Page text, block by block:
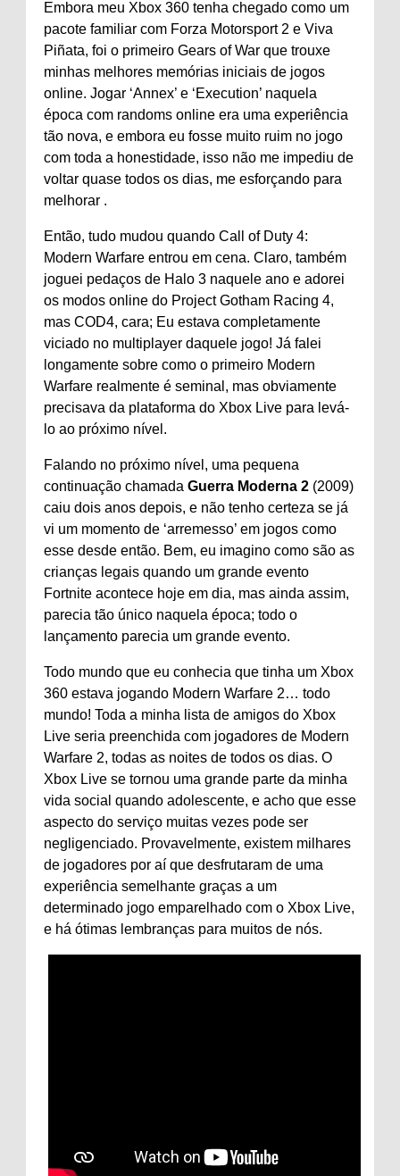
Embora meu Xbox 360 tenha chegado como um
pacote familiar com Forza Motorsport 2 e Viva
Piñata, foi o primeiro Gears of War que trouxe
minhas melhores memórias iniciais de jogos
online. Jogar ‘Annex’ e ‘Execution’ naquela
época com randoms online era uma experiência
tão nova, e embora eu fosse muito ruim no jogo
com toda a honestidade, isso não me impediu de
voltar quase todos os dias, me esforçando para
melhorar .
Então, tudo mudou quando Call of Duty 4:
Modern Warfare entrou em cena. Claro, também
joguei pedaços de Halo 3 naquele ano e adorei
os modos online do Project Gotham Racing 4,
mas COD4, cara; Eu estava completamente
viciado no multiplayer daquele jogo! Já falei
longamente sobre como o primeiro Modern
Warfare realmente é seminal, mas obviamente
precisava da plataforma do Xbox Live para levá-
lo ao próximo nível.
Falando no próximo nível, uma pequena
continuação chamada Guerra Moderna 2 (2009)
caiu dois anos depois, e não tenho certeza se já
vi um momento de ‘arremesso’ em jogos como
esse desde então. Bem, eu imagino como são as
crianças legais quando um grande evento
Fortnite acontece hoje em dia, mas ainda assim,
parecia tão único naquela época; todo o
lançamento parecia um grande evento.
Todo mundo que eu conhecia que tinha um Xbox
360 estava jogando Modern Warfare 2… todo
mundo! Toda a minha lista de amigos do Xbox
Live seria preenchida com jogadores de Modern
Warfare 2, todas as noites de todos os dias. O
Xbox Live se tornou uma grande parte da minha
vida social quando adolescente, e acho que esse
aspecto do serviço muitas vezes pode ser
negligenciado. Provavelmente, existem milhares
de jogadores por aí que desfrutaram de uma
experiência semelhante graças a um
determinado jogo emparelhado com o Xbox Live,
e há ótimas lembranças para muitos de nós.